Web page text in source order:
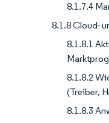
8.1.7.4
8.1.8 Cloud-
8.1.8.1
8.1.8.2
(Treiber,
8.1.8.3